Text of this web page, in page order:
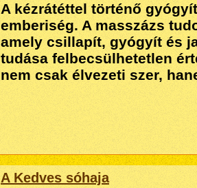
A kézrátéttel történő
emberiség. A masszázs
amely csillapít, gyógyít és
tudása felbecsülhetetlen
nem csak élvezeti szer,
A Kedves sóhaja